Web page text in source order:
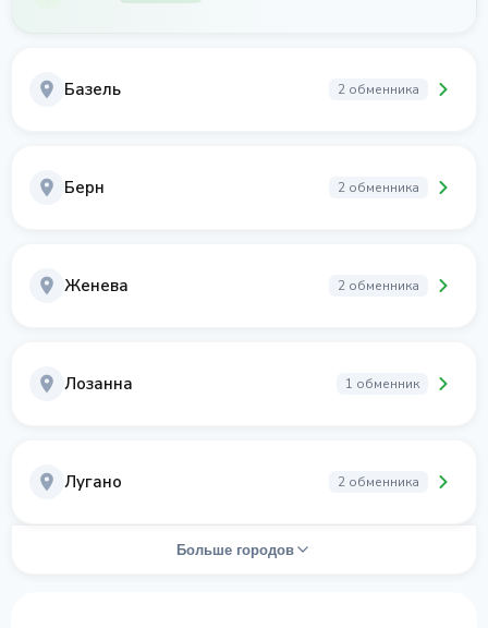
Базель 2 обменника
Берн 2 обменника
Женева 2 обменника
Лозанна 1 обменник
Лугано 2 обменника
Больше городов